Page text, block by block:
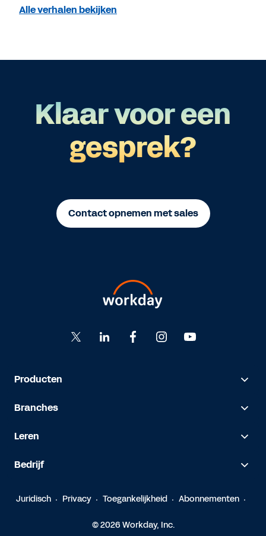
Alle verhalen bekijken
Klaar voor een
gesprek?
Contact opnemen met sales
Producten
Branches
Leren
Bedrijf
Juridisch Privacy Toegankelijkheid Abonnementen
© 2026 Workday, Inc.